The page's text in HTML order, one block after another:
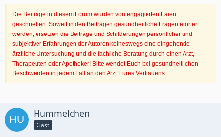
Die Beiträge in diesem Forum wurden von engagierten Laien
geschrieben. Soweit in den Beiträgen gesundheitliche Fragen erörtert
werden, ersetzen die Beiträge und Schilderungen persönlicher und
subjektiver Erfahrungen der Autoren keineswegs eine eingehende
ärztliche Untersuchung und die fachliche Beratung durch einen Arzt,
Therapeuten oder Apotheker! Bitte wendet Euch bei gesundheitlichen
Beschwerden in jedem Fall an den Arzt Eures Vertrauens.
Hummelchen
Gast